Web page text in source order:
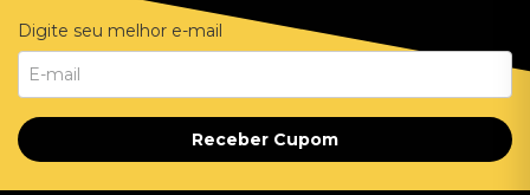
Digite seu melhor e-mail
Receber Cupom